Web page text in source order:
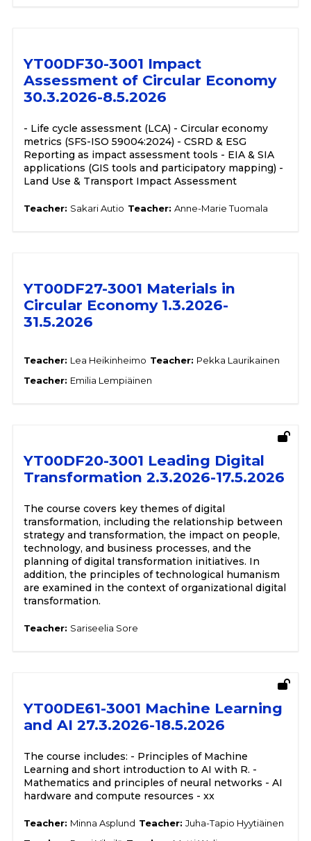
YT00DF30-3001 Impact
Assessment of Circular Economy
30.3.2026-8.5.2026
- Life cycle assessment (LCA) - Circular economy
metrics (SFS-ISO 59004:2024) - CSRD & ESG
Reporting as impact assessment tools - EIA & SIA
applications (GIS tools and participatory mapping) -
Land Use & Transport Impact Assessment
Teacher: Sakari Autio Teacher: Anne-Marie Tuomala
YT00DF27-3001 Materials in
Circular Economy 1.3.2026-
31.5.2026
Teacher: Lea Heikinheimo Teacher: Pekka Laurikainen
Teacher: Emilia Lempiäinen
YT00DF20-3001 Leading Digital
Transformation 2.3.2026-17.5.2026
The course covers key themes of digital
transformation, including the relationship between
strategy and transformation, the impact on people,
technology, and business processes, and the
planning of digital transformation initiatives. In
addition, the principles of technological humanism
are examined in the context of organizational digital
transformation.
Teacher: Sariseelia Sore
YT00DE61-3001 Machine Learning
and AI 27.3.2026-18.5.2026
The course includes: - Principles of Machine
Learning and short introduction to AI with R. -
Mathematics and principles of neural networks - AI
hardware and compute resources - xx
Teacher: Minna Asplund Teacher: Juha-Tapio Hyytiäinen